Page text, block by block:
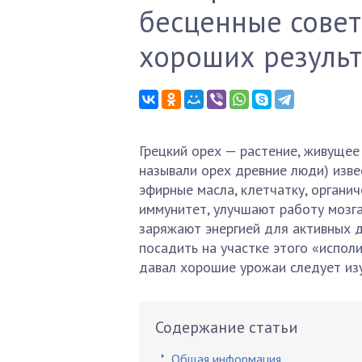
бесценные
хороших
Грецкий орех — растение,
называли орех древние люди)
эфирные масла, клетчатку,
иммунитет, улучшают работу
заряжают энергией для активных
посадить на участке этого
давал хорошие урожаи следует
Содержание статьи
Общая информация